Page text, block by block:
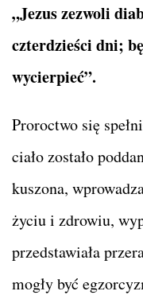
„Jezus zezwoli
czterdzieści dni;
wycierpieć”.
Proroctwo się
ciało zostało
kuszona,
życiu i zdrowiu,
przedstawiała
mogły być